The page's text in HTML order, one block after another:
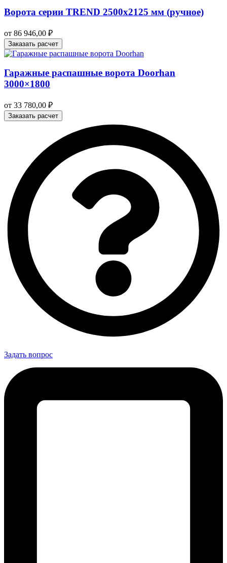
Ворота серии TREND 2500х2125 мм (ручное)
от 86 946,00 ₽
Заказать расчет
Гаражные распашные ворота Doorhan
3000×1800
от 33 780,00 ₽
Заказать расчет
Задать вопрос